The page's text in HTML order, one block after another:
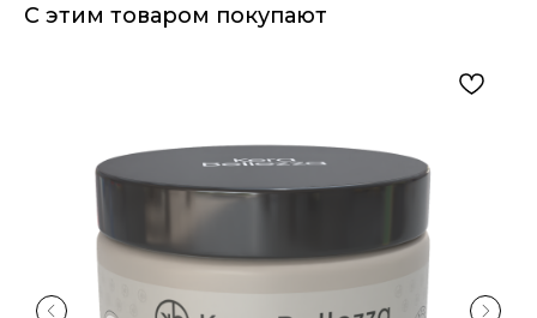
С этим товаром покупают